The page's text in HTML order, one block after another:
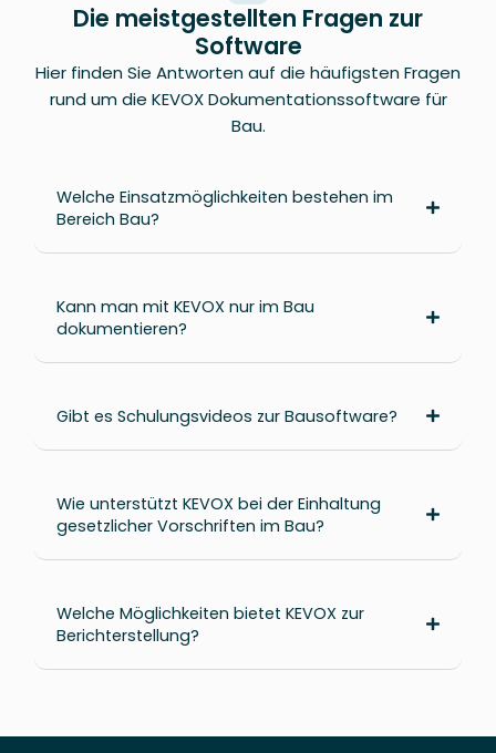
Die meistgestellten Fragen zur
Software
Hier finden Sie Antworten auf die häufigsten Fragen
rund um die KEVOX Dokumentationssoftware für
Bau.
Welche Einsatzmöglichkeiten bestehen im
Bereich Bau?
Kann man mit KEVOX nur im Bau
dokumentieren?
Gibt es Schulungsvideos zur Bausoftware?
Wie unterstützt KEVOX bei der Einhaltung
gesetzlicher Vorschriften im Bau?
Welche Möglichkeiten bietet KEVOX zur
Berichterstellung?